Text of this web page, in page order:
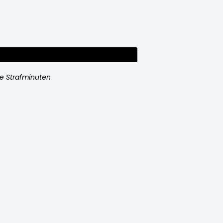
Strafminuten